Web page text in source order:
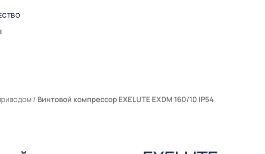
/ Винтовой компрессор EXELUTE EXDM 160/10 IP54